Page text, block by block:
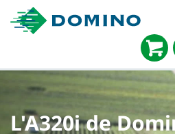
L'A320i de